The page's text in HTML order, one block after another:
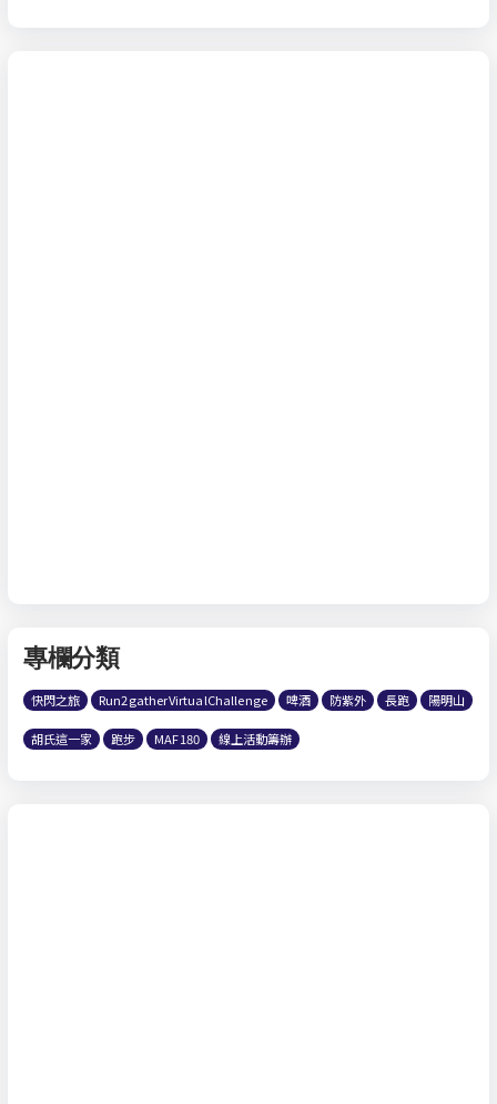
專欄分類
快閃之旅 Run2gatherVirtualChallenge 啤酒 防紫外 長跑 陽明山
胡氏這一家 跑步 MAF180 線上活動籌辦